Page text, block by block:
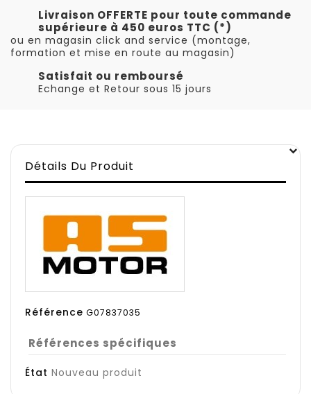
Livraison OFFERTE pour toute commande
supérieure à 450 euros TTC (*)
ou en magasin click and service (montage,
formation et mise en route au magasin)
Satisfait ou remboursé
Echange et Retour sous 15 jours
Détails Du Produit
Référence G07837035
Références spécifiques
État Nouveau produit